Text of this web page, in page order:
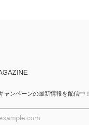
ャンペーンの最新情報を配信中！